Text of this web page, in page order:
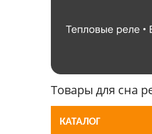
Товары для сна
КАТАЛОГ